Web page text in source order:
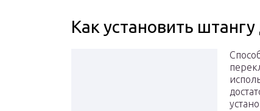
Как установить